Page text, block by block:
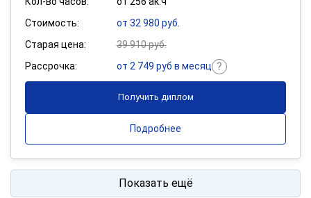
Стоимость:
от 32 980 руб.
Старая цена:
39 910 руб.
Рассрочка:
от 2 749 руб в месяц
Получить диплом
Подробнее
Показать ещё